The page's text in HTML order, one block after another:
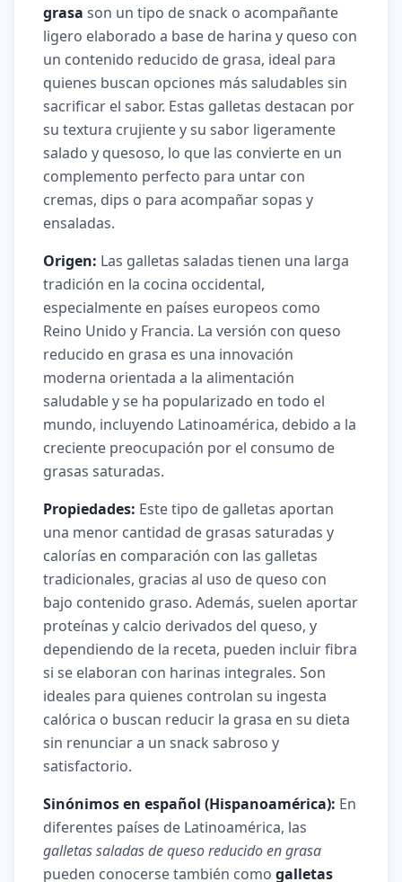
grasa son un tipo de snack o acompañante
ligero elaborado a base de harina y queso con
un contenido reducido de grasa, ideal para
quienes buscan opciones más saludables sin
sacrificar el sabor. Estas galletas destacan por
su textura crujiente y su sabor ligeramente
salado y quesoso, lo que las convierte en un
complemento perfecto para untar con
cremas, dips o para acompañar sopas y
ensaladas.
Origen: Las galletas saladas tienen una larga
tradición en la cocina occidental,
especialmente en países europeos como
Reino Unido y Francia. La versión con queso
reducido en grasa es una innovación
moderna orientada a la alimentación
saludable y se ha popularizado en todo el
mundo, incluyendo Latinoamérica, debido a la
creciente preocupación por el consumo de
grasas saturadas.
Propiedades: Este tipo de galletas aportan
una menor cantidad de grasas saturadas y
calorías en comparación con las galletas
tradicionales, gracias al uso de queso con
bajo contenido graso. Además, suelen aportar
proteínas y calcio derivados del queso, y
dependiendo de la receta, pueden incluir fibra
si se elaboran con harinas integrales. Son
ideales para quienes controlan su ingesta
calórica o buscan reducir la grasa en su dieta
sin renunciar a un snack sabroso y
satisfactorio.
Sinónimos en español (Hispanoamérica): En
diferentes países de Latinoamérica, las
galletas saladas de queso reducido en grasa
pueden conocerse también como galletas